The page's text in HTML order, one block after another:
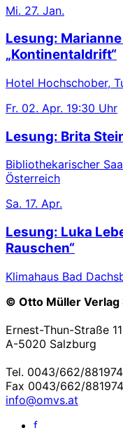
Mi. 27. Jan.
Lesung:
„Kontinentaldrift“
Hotel Hochschober,
Fr. 02. Apr. 19:30 Uhr
Lesung: Brita
Bibliothekarischer
Österreich
Sa. 17. Apr.
Lesung: Luka
Rauschen“
Klimahaus Bad
© Otto Müller Verlag
Ernest-Thun-Straße 11
A-5020 Salzburg
Tel. 0043/662/
Fax 0043/662/
info@omvs.at
f